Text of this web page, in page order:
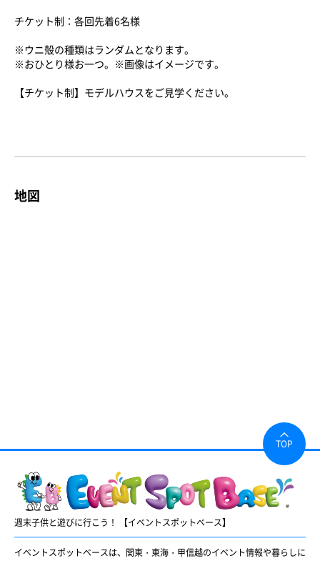
チケット制：各回先着6名様
※ウニ殻の種類はランダムとなります。
※おひとり様お一つ。※画像はイメージです。
【チケット制】モデルハウスをご見学ください。
地図
週末子供と遊びに行こう！ 【イベントスポットベース】
イベントスポットベースは、関東・東海・甲信越のイベント情報や暮らしに
TOP